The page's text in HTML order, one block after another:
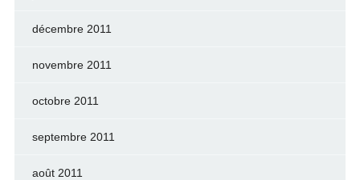
décembre 2011
novembre 2011
octobre 2011
septembre 2011
août 2011